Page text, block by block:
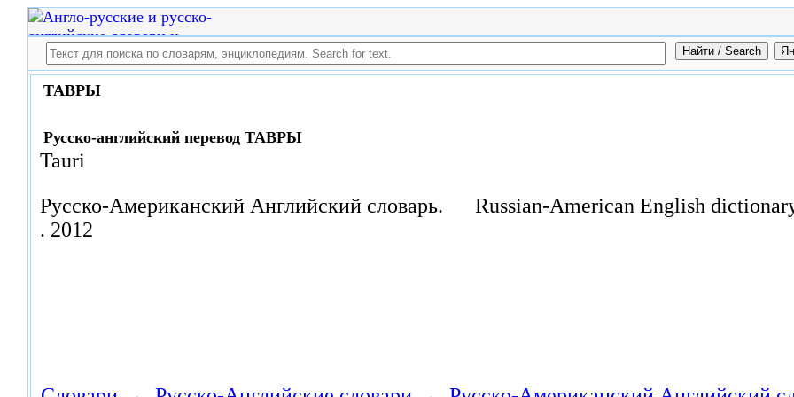
ТАВРЫ
Русско-английский перевод ТАВРЫ
Tauri
Русско-Американский Английский словарь.
Russian-American English
. 2012